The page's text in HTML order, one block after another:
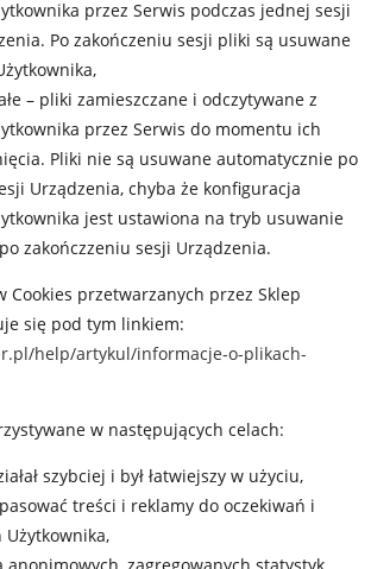
przez Serwis podczas jednej sesji
Po zakończeniu sesji pliki są usuwane
– pliki zamieszczane i odczytywane z
przez Serwis do momentu ich
Pliki nie są usuwane automatycznie po
Urządzenia, chyba że konfiguracja
jest ustawiona na tryb usuwanie
zakończzeniu sesji Urządzenia.
Cookies przetwarzanych przez Sklep
się pod tym linkiem:
help/artykul/informacje-o-plikach-
w następujących celach:
szybciej i był łatwiejszy w użyciu,
treści i reklamy do oczekiwań i